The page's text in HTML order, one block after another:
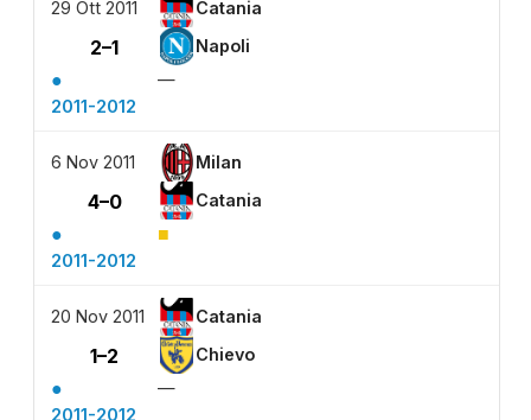
29 Ott 2011 Catania
2–1 Napoli
●
—
2011-2012
6 Nov 2011 Milan
4–0 Catania
● ■
2011-2012
20 Nov 2011 Catania
1–2 Chievo
●
—
2011-2012